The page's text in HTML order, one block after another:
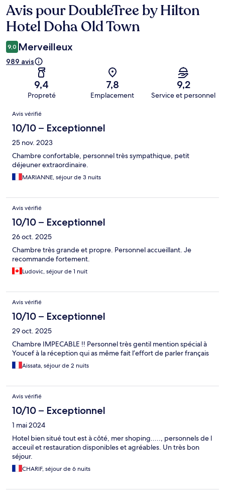
Avis
Avis pour DoubleTree by Hilton
Hotel Doha Old Town
9,0 Merveilleux
989 avis
9,4
Propreté
7,8
Emplacement
9,2
Service et personnel
Avis
Avis vérifié
10/10 – Exceptionnel
25 nov. 2023
Chambre confortable, personnel très sympathique, petit
déjeuner extraordinaire.
MARIANNE, séjour de 3 nuits
Avis vérifié
10/10 – Exceptionnel
26 oct. 2025
Chambre très grande et propre. Personnel accueillant. Je
recommande fortement.
Ludovic, séjour de 1 nuit
Avis vérifié
10/10 – Exceptionnel
29 oct. 2025
Chambre IMPECABLE !! Personnel très gentil mention spécial à
Youcef à la réception qui as même fait l’effort de parler français
Aissata, séjour de 2 nuits
Avis vérifié
10/10 – Exceptionnel
1 mai 2024
Hotel bien situé tout est à côté, mer shoping....., personnels de l
acceuil et restauration disponibles et agréables. Un très bon
séjour.
CHARIF, séjour de 6 nuits